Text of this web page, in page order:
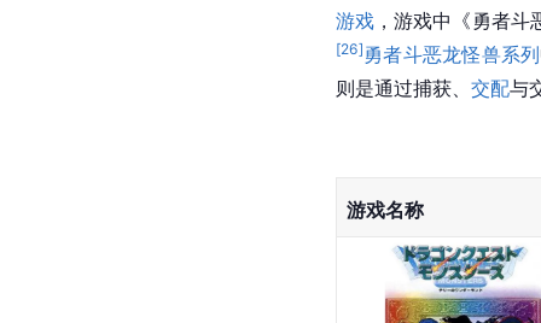
游戏 ，游戏中《勇者
[26] 勇者斗恶龙怪兽系列
则是通过捕获、 交配与
游戏名称